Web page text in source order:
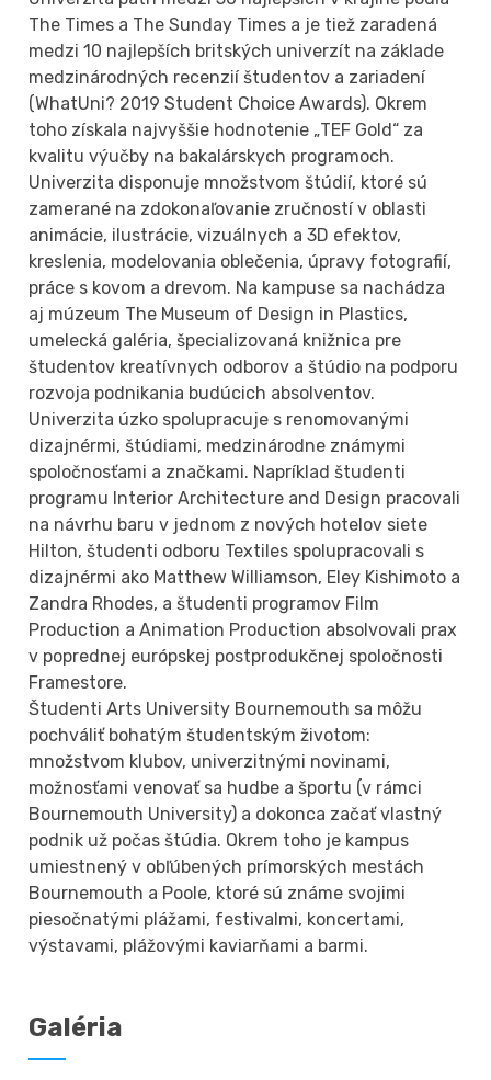
The Times a The Sunday Times a je tiež zaradená
medzi 10 najlepších britských univerzít na základe
medzinárodných recenzií študentov a zariadení
(WhatUni? 2019 Student Choice Awards). Okrem
toho získala najvyššie hodnotenie „TEF Gold“ za
kvalitu výučby na bakalárskych programoch.
Univerzita disponuje množstvom štúdií, ktoré sú
zamerané na zdokonaľovanie zručností v oblasti
animácie, ilustrácie, vizuálnych a 3D efektov,
kreslenia, modelovania oblečenia, úpravy fotografií,
práce s kovom a drevom. Na kampuse sa nachádza
aj múzeum The Museum of Design in Plastics,
umelecká galéria, špecializovaná knižnica pre
študentov kreatívnych odborov a štúdio na podporu
rozvoja podnikania budúcich absolventov.
Univerzita úzko spolupracuje s renomovanými
dizajnérmi, štúdiami, medzinárodne známymi
spoločnosťami a značkami. Napríklad študenti
programu Interior Architecture and Design pracovali
na návrhu baru v jednom z nových hotelov siete
Hilton, študenti odboru Textiles spolupracovali s
dizajnérmi ako Matthew Williamson, Eley Kishimoto a
Zandra Rhodes, a študenti programov Film
Production a Animation Production absolvovali prax
v poprednej európskej postprodukčnej spoločnosti
Framestore.
Študenti Arts University Bournemouth sa môžu
pochváliť bohatým študentským životom:
množstvom klubov, univerzitnými novinami,
možnosťami venovať sa hudbe a športu (v rámci
Bournemouth University) a dokonca začať vlastný
podnik už počas štúdia. Okrem toho je kampus
umiestnený v obľúbených prímorských mestách
Bournemouth a Poole, ktoré sú známe svojimi
piesočnatými plážami, festivalmi, koncertami,
výstavami, plážovými kaviarňami a barmi.
Galéria